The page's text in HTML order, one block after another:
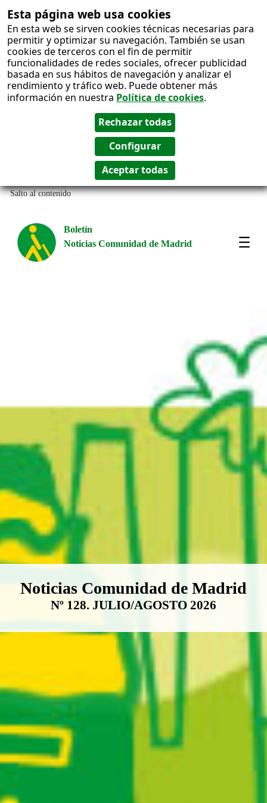
Esta página web usa cookies
En esta web se sirven cookies técnicas necesarias para
permitir y optimizar su navegación. También se usan
cookies de terceros con el fin de permitir
funcionalidades de redes sociales, ofrecer publicidad
basada en sus hábitos de navegación y analizar el
rendimiento y tráfico web. Puede obtener más
información en nuestra Política de cookies.
Salto al contenido
Boletín
Noticias Comunidad de Madrid
Boletín Noticias Comunidad de
Noticias Comunidad de Madrid
Nº 128. JULIO/AGOSTO 2026